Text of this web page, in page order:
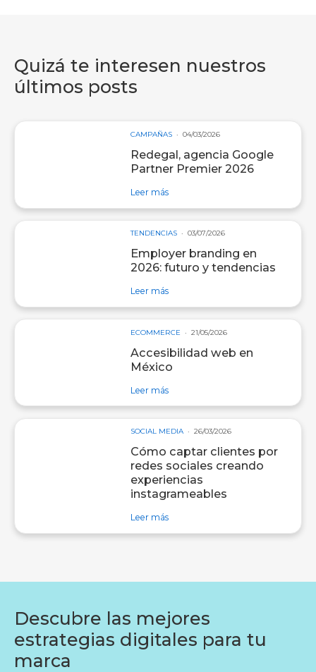
Quizá te interesen nuestros
últimos posts
CAMPAÑAS 04/03/2026
Redegal, agencia Google
Partner Premier 2026
Leer mássobre entrada Redegal, agencia
TENDENCIAS 03/07/2026
Employer branding en
2026: futuro y tendencias
Leer mássobre entrada Employer branding
ECOMMERCE 21/05/2026
Accesibilidad web en
México
Leer mássobre entrada Accesibilidad web
SOCIAL MEDIA 26/03/2026
Cómo captar clientes por
redes sociales creando
experiencias
instagrameables
Leer mássobre entrada Cómo captar
Descubre las mejores
estrategias digitales para tu
marca